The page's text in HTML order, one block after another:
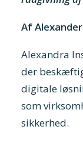
Af
Alexandra
der
digitale
som
sikkerhed.